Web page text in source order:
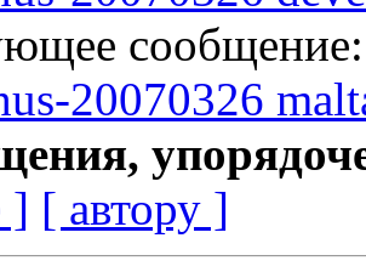
20070326
] [ автору ]